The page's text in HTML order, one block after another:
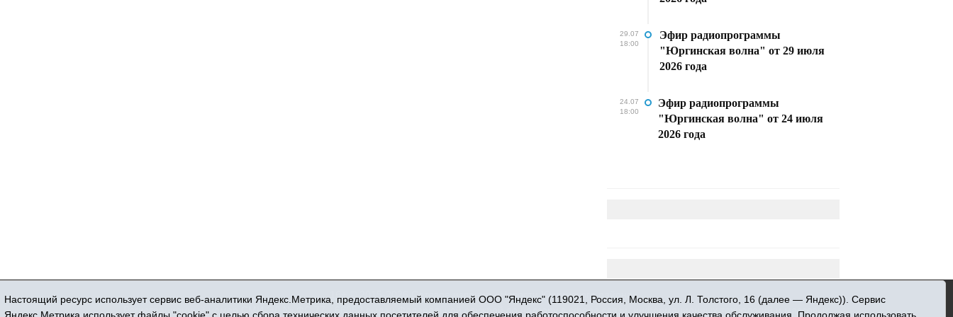
29.07
18:00
Эфир радиопрограммы
"Юргинская волна" от 29 июля
2026 года
24.07
18:00
Эфир радиопрограммы
"Юргинская волна" от 24 июля
2026 года
16+ © 2015-2026 Сетевое издание «Новости Юргинского района»
Регистрационный номер СМИ ЭЛ № ФС 77 - 66052 выдан Федеральной службой по надзору в сфере связи, информационных технологий и массовых
Настоящий ресурс использует сервис веб-аналитики Яндекс.Метрика, предоставляемый компанией ООО "Яндекс" (119021, Россия, Москва, ул. Л. Толстого, 16 (далее — Яндекс)). Сервис